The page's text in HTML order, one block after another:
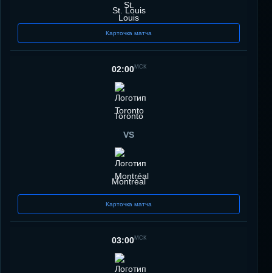
St. Louis
Карточка матча
02:00МСК
Toronto
VS
Montréal
Карточка матча
03:00МСК